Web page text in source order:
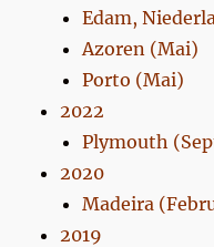
Edam,
Azoren (Mai)
Porto (Mai)
2022
Plymouth
2020
Madeira
2019